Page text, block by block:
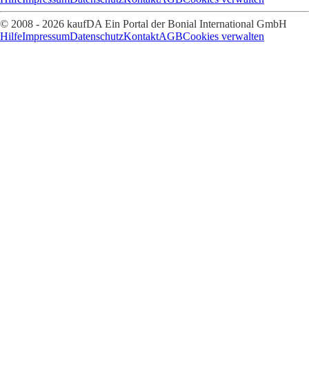
© 2008 - 2026 kaufDA Ein Portal der Bonial International GmbH
HilfeImpressumDatenschutzKontaktAGBCookies verwalten